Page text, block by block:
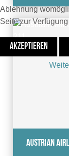
Austrian
Ablehnung
Seite zur
AKZEPTIEREN